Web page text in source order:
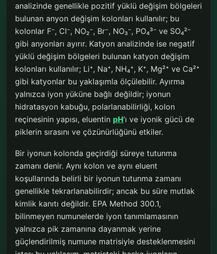
analizinde genellikle pozitif yüklü değişim bölgeleri
bulunan anyon değişim kolonları kullanılır; bu
kolonlar F⁻, Cl⁻, NO₂⁻, Br⁻, NO₃⁻, PO₄³⁻ ve SO₄²⁻
gibi anyonları ayırır. Katyon analizinde ise negatif
yüklü değişim bölgeleri bulunan katyon değişim
kolonları kullanılır; Li⁺, Na⁺, NH₄⁺, K⁺, Mg²⁺ ve Ca²⁺
gibi katyonlar bu yaklaşımla ölçülebilir. Ayırma
yalnızca iyon yüküne bağlı değildir; iyonun
hidratasyon kabuğu, polarlanabilirliği, kolon
reçinesinin yapısı, eluentin pH’ı ve iyonik gücü de
piklerin sırasını ve çözünürlüğünü etkiler.
Bir iyonun kolonda geçirdiği süreye tutunma
zamanı denir. Aynı kolon ve aynı eluent
koşullarında belirli bir iyonun tutunma zamanı
genellikle tekrarlanabilirdir; ancak bu süre mutlak
kimlik kanıtı değildir. EPA Method 300.1,
bilinmeyen numunelerde iyon tanımlamasının
yalnızca pik zamanına dayanmak yerine
güçlendirilmiş numune matrisiyle desteklenmesini